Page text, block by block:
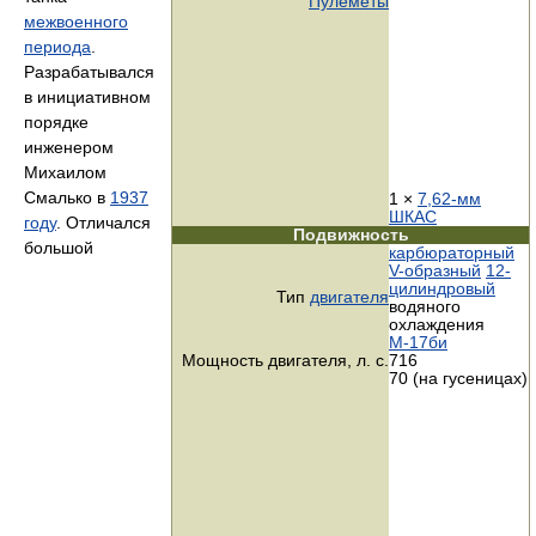
1 × 7,62-мм
ШКАС
Подвижность
Тип двигателя
карбюраторный
V-образный 12-
цилиндровый
водяного
охлаждения
М-17би
Мощность двигателя, л. с. 716
70 (на гусеницах)
межвоенного
периода
Разрабатывался
в инициативном
порядке
инженером
Михаилом
Смалько в 1937
году. Отличался
большой